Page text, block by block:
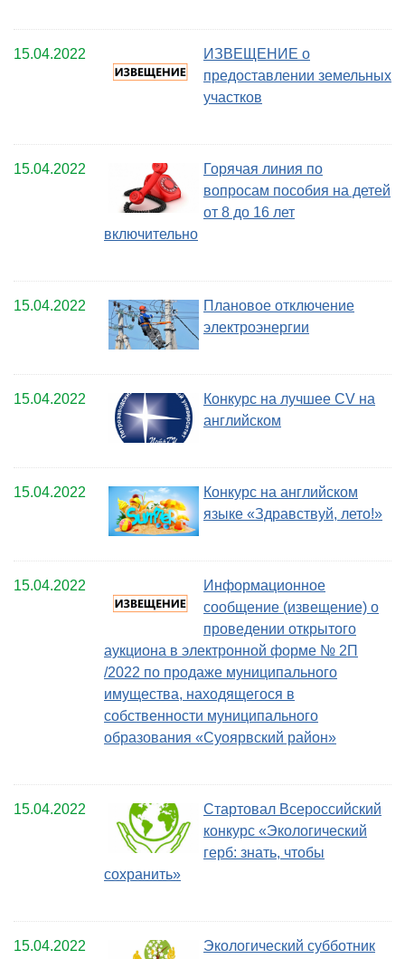
15.04.2022
ИЗВЕЩЕНИЕ о
предоставлении земельных
участков
15.04.2022
Горячая линия по
вопросам пособия на детей
от 8 до 16 лет
включительно
15.04.2022
Плановое отключение
электроэнергии
15.04.2022
Конкурс на лучшее CV на
английском
15.04.2022
Конкурс на английском
языке «Здравствуй, лето!»
15.04.2022
Информационное
сообщение (извещение) о
проведении открытого
аукциона в электронной форме № 2П
/2022 по продаже муниципального
имущества, находящегося в
собственности муниципального
образования «Суоярвский район»
15.04.2022
Стартовал Всероссийский
конкурс «Экологический
герб: знать, чтобы
сохранить»
15.04.2022
Экологический субботник